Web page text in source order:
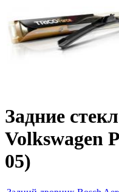
Задние
Volkswagen
05)